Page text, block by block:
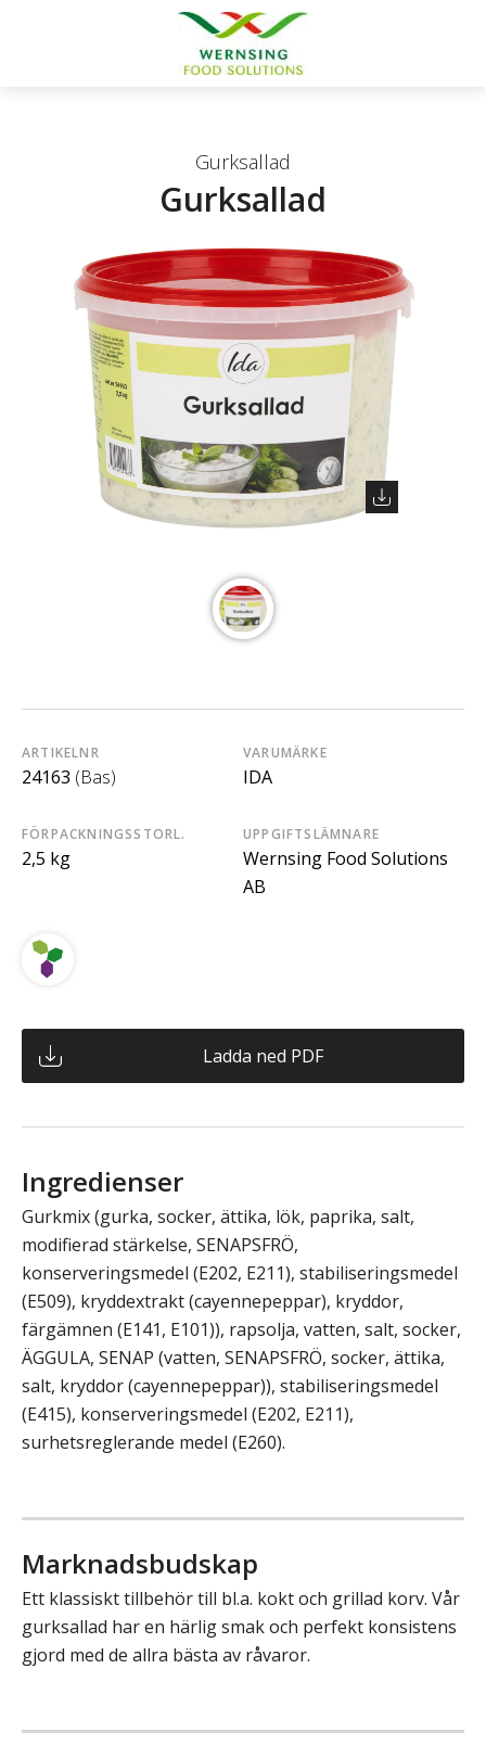
Gurksallad
Gurksallad
ARTIKELNR
24163 (Bas)
VARUMÄRKE
IDA
FÖRPACKNINGSSTORL.
2,5 kg
UPPGIFTSLÄMNARE
Wernsing Food Solutions
AB
Ladda ned PDF
Ingredienser
Gurkmix (gurka, socker, ättika, lök, paprika, salt,
modifierad stärkelse, SENAPSFRÖ,
konserveringsmedel (E202, E211), stabiliseringsmedel
(E509), kryddextrakt (cayennepeppar), kryddor,
färgämnen (E141, E101)), rapsolja, vatten, salt, socker,
ÄGGULA, SENAP (vatten, SENAPSFRÖ, socker, ättika,
salt, kryddor (cayennepeppar)), stabiliseringsmedel
(E415), konserveringsmedel (E202, E211),
surhetsreglerande medel (E260).
Marknadsbudskap
Ett klassiskt tillbehör till bl.a. kokt och grillad korv. Vår
gurksallad har en härlig smak och perfekt konsistens
gjord med de allra bästa av råvaror.